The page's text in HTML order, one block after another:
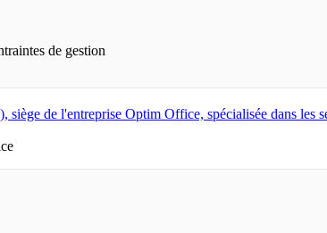
de gestion